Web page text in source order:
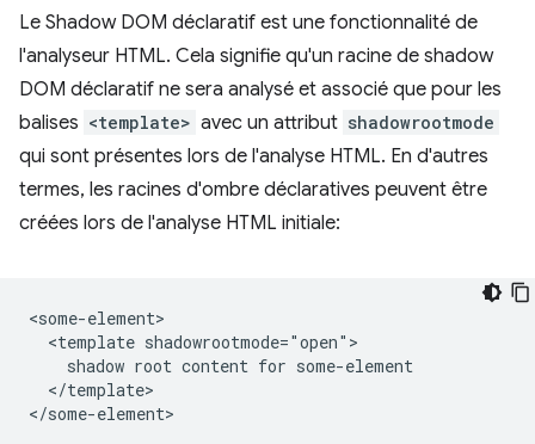
Le Shadow DOM déclaratif est une fonctionnalité de
l'analyseur HTML. Cela signifie qu'un racine de shadow
DOM déclaratif ne sera analysé et associé que pour les
balises <template> avec un attribut shadowrootmode
qui sont présentes lors de l'analyse HTML. En d'autres
termes, les racines d'ombre déclaratives peuvent être
créées lors de l'analyse HTML initiale:
<some-element>
  <template shadowrootmode="open">
    shadow root content for some-element
  </template>